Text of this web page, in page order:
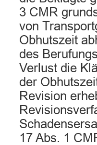
3 CMR
von
Obhutszeit
des
Verlust die
der
Revision
17 Abs. 1